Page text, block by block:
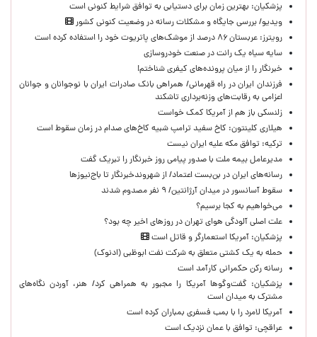
پزشکیان‌: بهترین زمان برای دستیابی به توافق شرایط کنونی است
ویدیو/ بررسی جایگاه و مشکلات رسانه در وضعیت کنونی کشور
رویترز: عربستان ۸۶ درصد از موشک‌های پاتریوت خود را استفاده کرده است
سایه سیاه یک رانت در صنعت خودروسازی
خبرنگار را از میان پرونده‌های کیفری شناختم!
​فرزندان ایران در راه قهرمانی/ همراهی بانک صادرات ایران با نوجوانان و جوانان
اعزامی به رقابت‌های وزنه‌برداری تاشکند
زلنسکی باز هم از آمریکا کمک خواست
هیلاری کلینتون: کاخ سفید ترامپ شبیه کاخ‌های صدام در زمان سقوط است
ترکیه: توافق مکه علیه ایران نیست
مدیرعامل بیمه ملت با صدور پیامی روز خبرنگار را تبریک گفت
رسانه‌های ایران در بن‌بست اعتماد/ از شهروندخبرنگار تا باج‌نیوزها
سقوط آسانسور در میدان آرژانتین/ ۹ نفر مصدوم شدند
می‌خواهیم به کجا برسیم؟
علت اصلی آلودگی هوای تهران در روزهای اخیر چه بود؟
پزشکیان: آمریکا استعمارگر و قاتل است
حمله به یک کشتی متعلق به شرکت نفت ابوظبی (ادنوک)
رسانه رکن حکمرانی کارآمد است
پزشکیان: گفت‌وگوها آمریکا را مجبور به همراهی کرد/ هنر، آوردن نگاه‌های
مشترک به میدان است
آمریکا لامرد را با بمب فسفری بمباران کرده است
عراقچی: توافق با عمان نزدیک است